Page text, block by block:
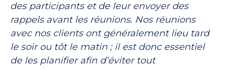
des participants et de leur envoyer des
rappels avant les réunions. Nos réunions
avec nos clients ont généralement lieu tard
le soir ou tôt le matin ; il est donc essentiel
de les planifier afin d’éviter tout